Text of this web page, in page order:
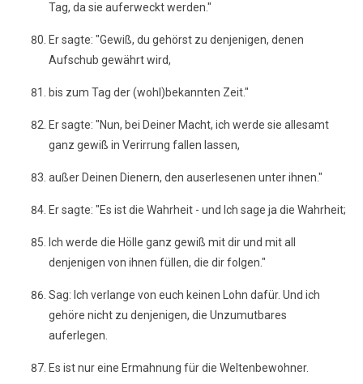
Tag, da sie auferweckt werden."
Er sagte: "Gewiß, du gehörst zu denjenigen, denen
Aufschub gewährt wird,
bis zum Tag der (wohl)bekannten Zeit."
Er sagte: "Nun, bei Deiner Macht, ich werde sie allesamt
ganz gewiß in Verirrung fallen lassen,
außer Deinen Dienern, den auserlesenen unter ihnen."
Er sagte: "Es ist die Wahrheit - und Ich sage ja die Wahrheit;
Ich werde die Hölle ganz gewiß mit dir und mit all
denjenigen von ihnen füllen, die dir folgen."
Sag: Ich verlange von euch keinen Lohn dafür. Und ich
gehöre nicht zu denjenigen, die Unzumutbares
auferlegen.
Es ist nur eine Ermahnung für die Weltenbewohner.